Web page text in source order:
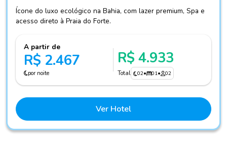
Ícone do luxo ecológico na Bahia, com lazer premium, Spa e
acesso direto à Praia do Forte.
A partir de
R$ 2.467
por noite
R$ 4.933
Total 02• 01• 02
Ver Hotel